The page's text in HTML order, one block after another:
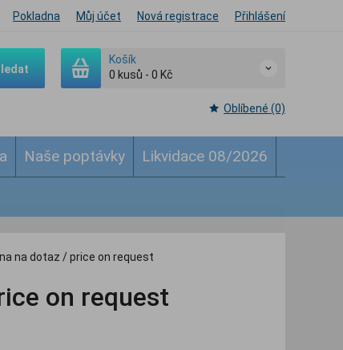
Pokladna Můj účet Nová registrace Přihlášení
Košík
0 kusů - 0 Kč
Oblíbené (0)
Naše poptávky Likvidace 08/2026
na dotaz / price on request
on request